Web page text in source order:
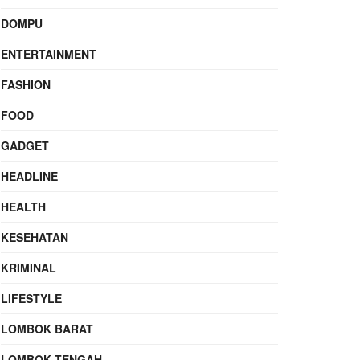
DOMPU
ENTERTAINMENT
FASHION
FOOD
GADGET
HEADLINE
HEALTH
KESEHATAN
KRIMINAL
LIFESTYLE
LOMBOK BARAT